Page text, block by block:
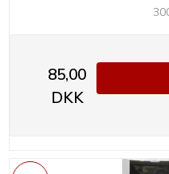
85,00
DKK